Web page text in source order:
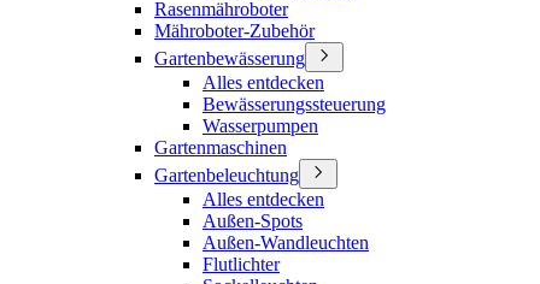
Rasenmähroboter
Mähroboter-Zubehör
Gartenbewässerung
Alles entdecken
Bewässerungssteuerung
Wasserpumpen
Gartenmaschinen
Gartenbeleuchtung
Alles entdecken
Außen-Spots
Außen-Wandleuchten
Flutlichter